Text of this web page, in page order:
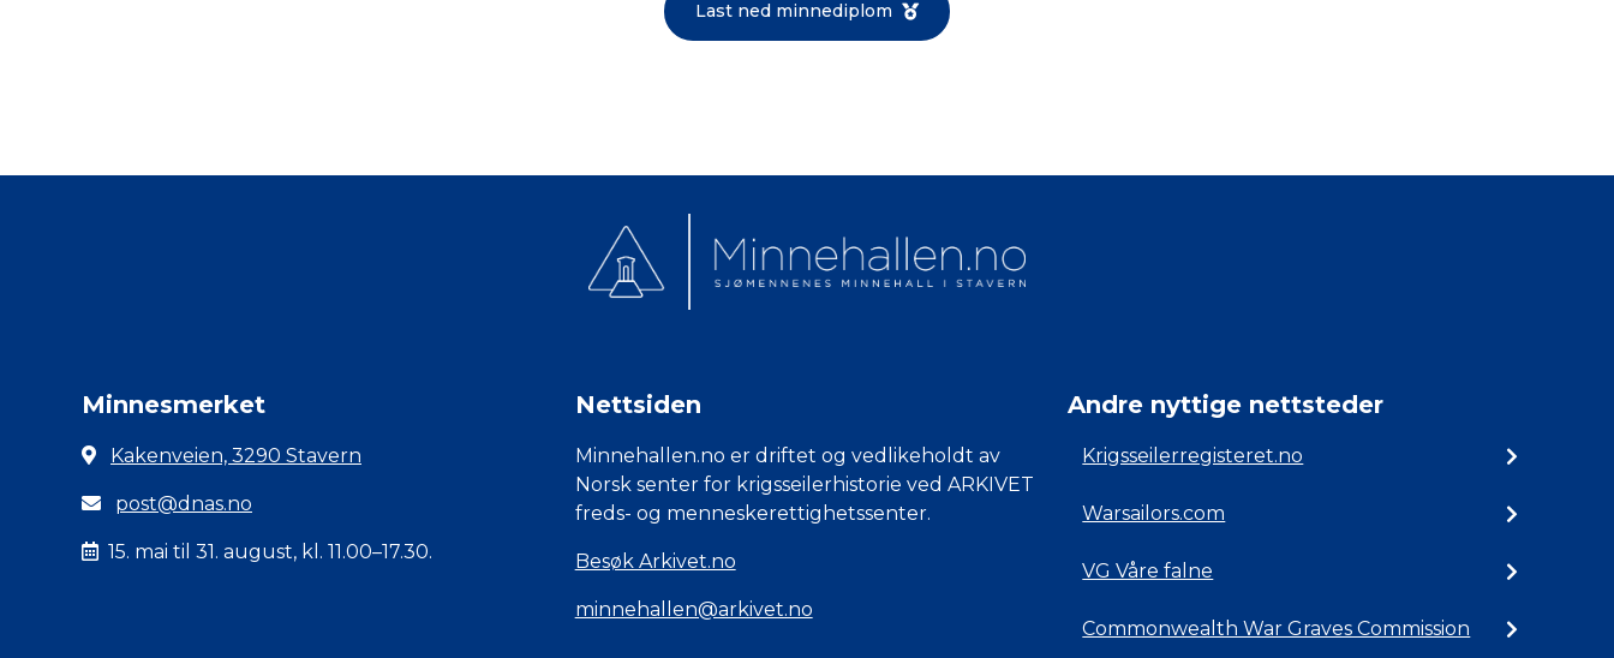
Last ned minnediplom
Minnesmerket
Kakenveien, 3290 Stavern
post@dnas.no
15. mai til 31. august, kl. 11.00–17.30.
Nettsiden
Minnehallen.no er driftet og vedlikeholdt av
Norsk senter for krigsseilerhistorie ved ARKIVET
freds- og menneskerettighetssenter.
Besøk Arkivet.no
minnehallen@arkivet.no
Andre nyttige nettsteder
Krigsseilerregisteret.no
Warsailors.com
VG Våre falne
Commonwealth War Graves Commission
Norsk bokmål